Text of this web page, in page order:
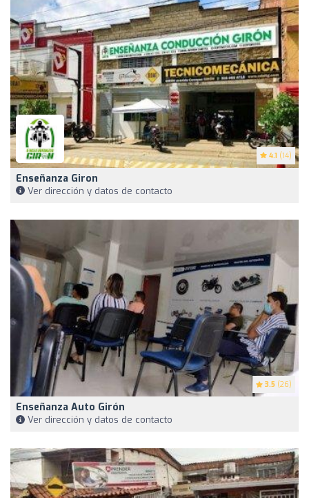
4.1 (14)
Enseñanza Giron
Ver dirección y datos de contacto
3.5 (26)
Enseñanza Auto Girón
Ver dirección y datos de contacto